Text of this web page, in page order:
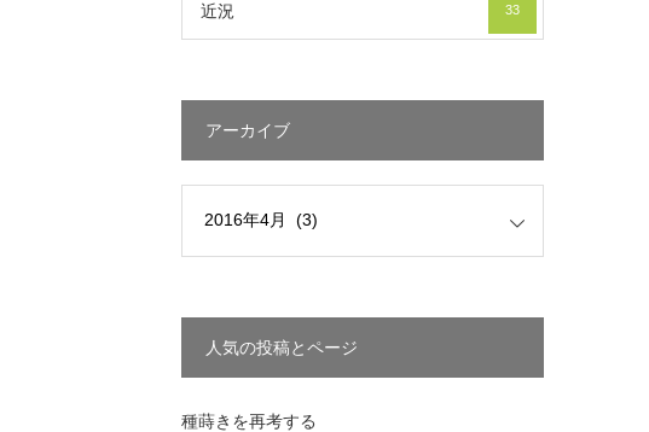
近況 33
アーカイブ
人気の投稿とページ
種蒔きを再考する